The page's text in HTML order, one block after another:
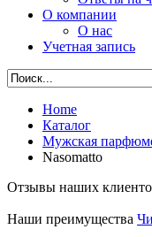
О компании
О нас
Учетная запись
Home
Каталог
Мужская
Nasomatto
Отзывы наших
Наши преимущества